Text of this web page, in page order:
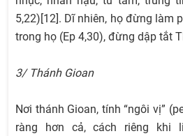
5,22)[12]. Dĩ nhiên, họ đừng làm
trong họ (Ep 4,30), đừng dập tắt
3/ Thánh Gioan
Nơi thánh Gioan, tính “ngôi vị”
ràng hơn cả, cách riêng khi